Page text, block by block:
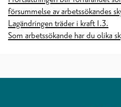
försummelse av arbetssökandes
Lagändringen träder i kraft 1.3.
Som arbetssökande har du olika